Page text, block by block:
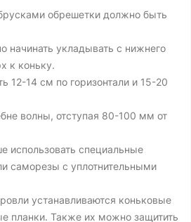
обрешетки должно быть
начинать укладывать с нижнего
к коньку.
12-14 см по горизонтали и 15-20
волны, отступая 80-100 мм от
использовать специальные
саморезы с уплотнительными
устанавливаются коньковые
планки. Также их можно защитить